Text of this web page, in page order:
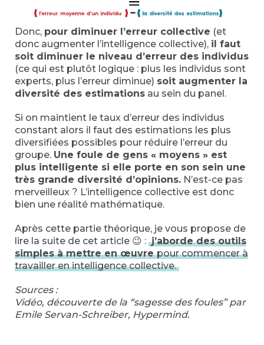
Donc, pour diminuer l’erreur collective (et
donc augmenter l’intelligence collective), il faut
soit diminuer le niveau d’erreur des individus
(ce qui est plutôt logique : plus les individus sont
experts, plus l’erreur diminue) soit augmenter la
diversité des estimations au sein du panel.
Si on maintient le taux d’erreur des individus
constant alors il faut des estimations les plus
diversifiées possibles pour réduire l’erreur du
groupe. Une foule de gens « moyens » est
plus intelligente si elle porte en son sein une
très grande diversité d’opinions. N’est-ce pas
merveilleux ? L’intelligence collective est donc
bien une réalité mathématique.
Après cette partie théorique, je vous propose de
lire la suite de cet article 😉 : j’aborde des outils
simples à mettre en œuvrepour commencer à
travailler en intelligence collective.
Sources :
Vidéo, découverte de la “sagesse des foules” par
Emile Servan-Schreiber, Hypermind.